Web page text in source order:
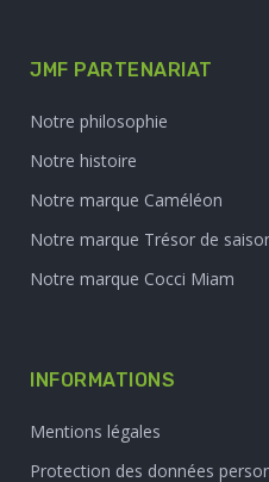
JMF PARTENARIAT
Notre philosophie
Notre histoire
Notre marque Caméléon
Notre marque Trésor de
Notre marque Cocci Miam
INFORMATIONS
Mentions légales
Protection des données